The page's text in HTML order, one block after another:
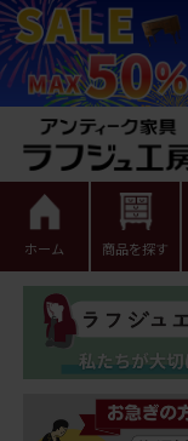
ホーム 商品を探す